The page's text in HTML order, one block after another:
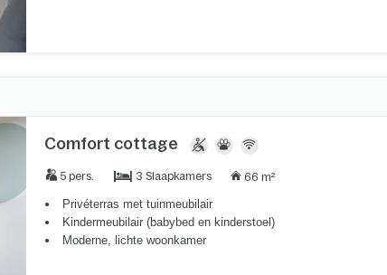
Comfort cottage
5 pers. 3 Slaapkamers 66 m²
Privéterras met tuinmeubilair
Kindermeubilair (babybed en kinderstoel)
Moderne, lichte woonkamer